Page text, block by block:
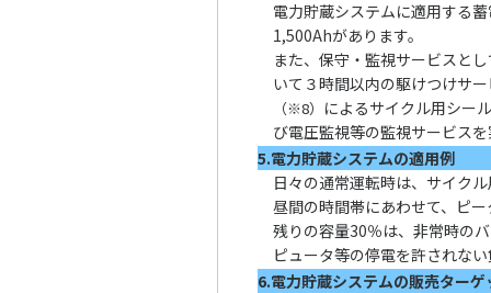
電力貯蔵システムに適用する
1,500Ahがあります。
また、保守・監視サービスと
いて３時間以内の駆けつけサ
（※8） によるサイクル用シー
び電圧監視等の監視サービス
5.電力貯蔵システムの適用例
日々の通常運転時は、サイク
昼間の時間帯にあわせて、ピ
残りの容量30％は、非常時の
ピュータ等の停電を許されな
6.電力貯蔵システムの販売ターゲ